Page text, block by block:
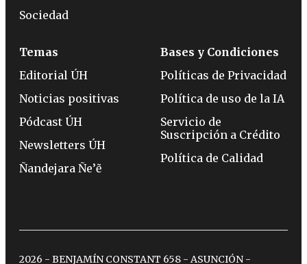
Sociedad
Temas
Editorial ÚH
Noticias positivas
Pódcast ÚH
Newsletters ÚH
Ñandejara Ñe’ẽ
Bases y Condiciones
Políticas de Privacidad
Política de uso de la IA
Servicio de
Suscripción a Crédito
Política de Calidad
2026 - BENJAMÍN CONSTANT 658 - ASUNCIÓN -